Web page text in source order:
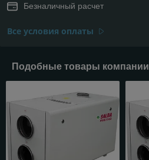
Безналичный расчет
Все условия оплаты
Подобные товары компании